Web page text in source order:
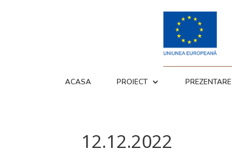
ACASA PROIECT PREZENTARE
12.12.2022